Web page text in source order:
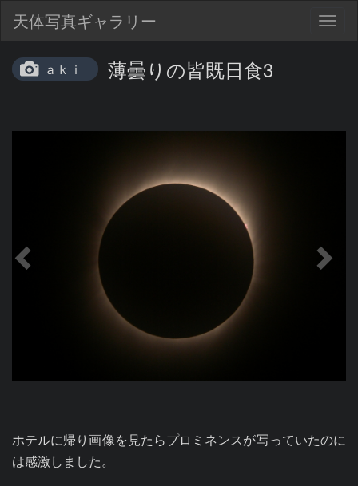
天体写真ギャラリー
ａｋｉ 薄曇りの皆既日食3
ホテルに帰り画像を見たらプロミネンスが写っていたのに
は感激しました。